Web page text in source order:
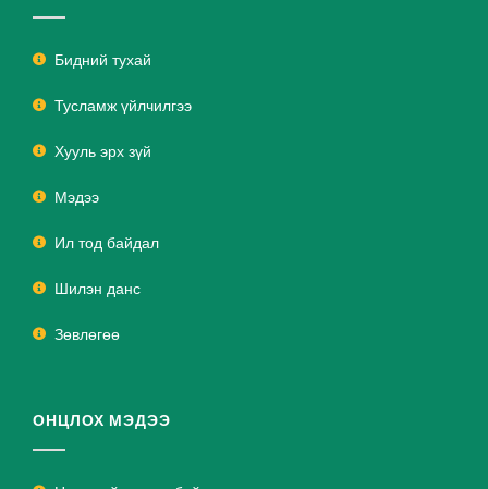
Бидний тухай
Тусламж үйлчилгээ
Хууль эрх зүй
Мэдээ
Ил тод байдал
Шилэн данс
Зөвлөгөө
ОНЦЛОХ МЭДЭЭ